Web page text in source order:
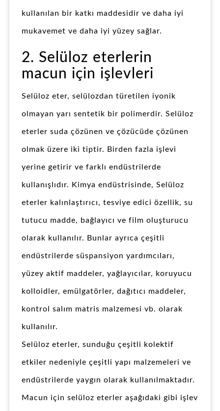
kullanılan bir katkı maddesidir ve daha iyi
mukavemet ve daha iyi yüzey sağlar.
2. Selüloz eterlerin
macun için işlevleri
Selüloz eter, selülozdan türetilen iyonik
olmayan yarı sentetik bir polimerdir. Selüloz
eterler suda çözünen ve çözücüde çözünen
olmak üzere iki tiptir. Birden fazla işlevi
yerine getirir ve farklı endüstrilerde
kullanışlıdır. Kimya endüstrisinde, Selüloz
eterler kalınlaştırıcı, tesviye edici özellik, su
tutucu madde, bağlayıcı ve film oluşturucu
olarak kullanılır. Bunlar ayrıca çeşitli
endüstrilerde süspansiyon yardımcıları,
yüzey aktif maddeler, yağlayıcılar, koruyucu
kolloidler, emülgatörler, dağıtıcı maddeler,
kontrol salım matris malzemesi vb. olarak
kullanılır.
Selüloz eterler, sunduğu çeşitli kolektif
etkiler nedeniyle çeşitli yapı malzemeleri ve
endüstrilerde yaygın olarak kullanılmaktadır.
Macun için selüloz eterler aşağıdaki gibi işlev